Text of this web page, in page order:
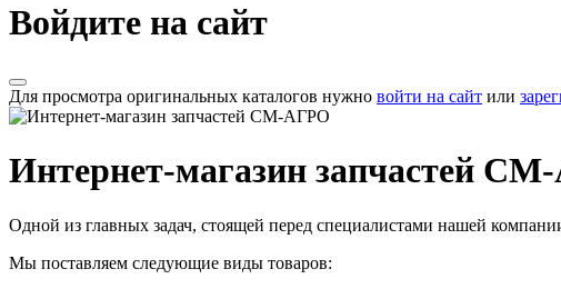
Войдите на сайт
Для просмотра оригинальных каталогов нужно войти на сайт или
Интернет-магазин запчастей
Одной из главных задач, стоящей перед специалистами нашей
Мы поставляем следующие виды товаров: